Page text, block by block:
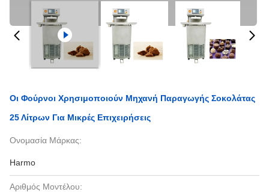
Οι Φούρνοι Χρησιμοποιούν Μηχανή Παραγωγής Σοκολάτας
25 Λίτρων Για Μικρές Επιχειρήσεις
Ονομασία Μάρκας:
Harmo
Αριθμός Μοντέλου: